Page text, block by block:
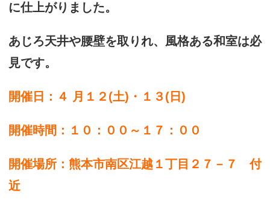
に仕上がりました。
あじろ天井や腰壁を取りれ、風格ある和室は必
見です。
開催日：４ 月１２(土)・１３(日)
開催時間：１０：００～１７：００
開催場所：熊本市南区江越１丁目２７－７ 付
近